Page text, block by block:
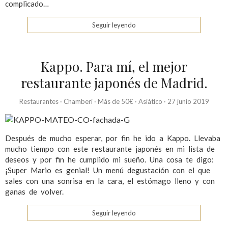
complicado…
Seguir leyendo
Kappo. Para mí, el mejor
restaurante japonés de Madrid.
Restaurantes· Chamberí· Más de 50€ · Asiático · 27 junio 2019
Después de mucho esperar, por fin he ido a Kappo. Llevaba
mucho tiempo con este restaurante japonés en mi lista de
deseos y por fin he cumplido mi sueño. Una cosa te digo:
¡Super Mario es genial! Un menú degustación con el que
sales con una sonrisa en la cara, el estómago lleno y con
ganas de volver.
Seguir leyendo